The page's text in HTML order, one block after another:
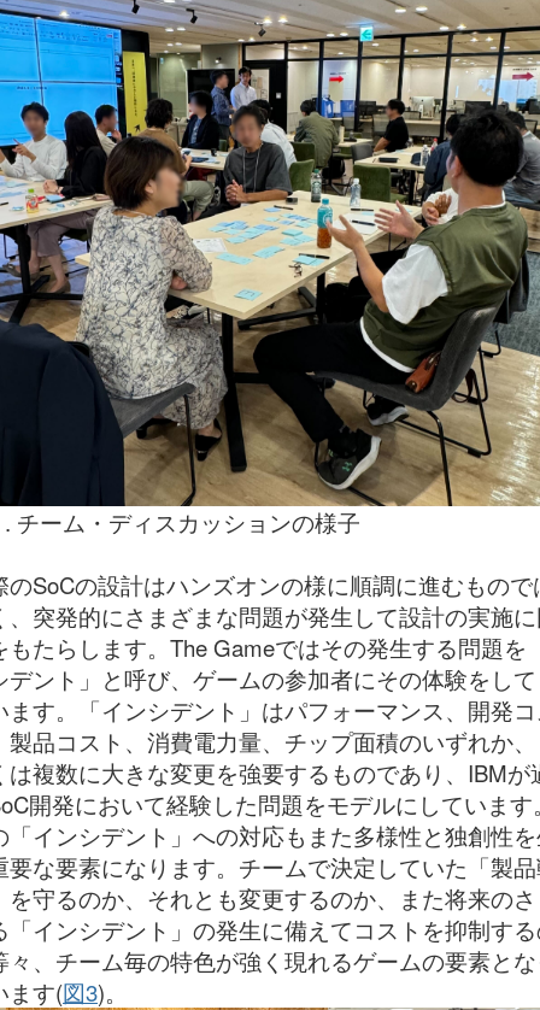
チーム・ディスカッションの様子
のSoCの設計はハンズオンの様に順調に進むもので
、突発的にさまざまな問題が発生して設計の実施
もたらします。The Gameではその発生する問題を
デント」と呼び、ゲームの参加者にその体験をし
ます。「インシデント」はパフォーマンス、開発
製品コスト、消費電力量、チップ面積のいずれか
は複数に大きな変更を強要するものであり、IBMが
開発において経験した問題をモデルにしています
「インシデント」への対応もまた多様性と独創性
要な要素になります。チームで決定していた「製
を守るのか、それとも変更するのか、また将来の
「インシデント」の発生に備えてコストを抑制す
々、チーム毎の特色が強く現れるゲームの要素と
ます(図3)。